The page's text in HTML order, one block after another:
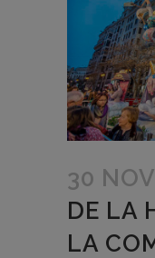
30 NOV
DE LA
LA